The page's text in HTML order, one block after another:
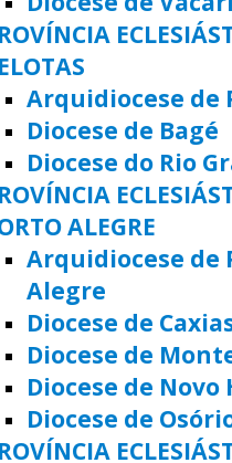
Arquidiocese de
Diocese de Bagé
Diocese do Rio
ALEGRE
Arquidiocese de
Alegre
Diocese de
Diocese de
Diocese de
Diocese de